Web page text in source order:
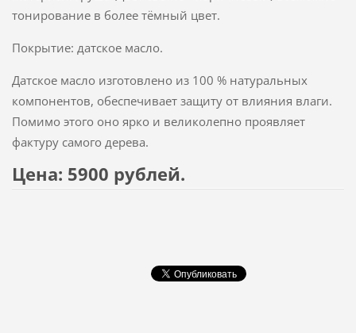
тонирование в более тёмный цвет.
Покрытие: датское масло.
Датское масло изготовлено из 100 % натуральных
компонентов, обеспечивает защиту от влияния влаги.
Помимо этого оно ярко и великолепно проявляет
фактуру самого дерева.
Цена: 5900 рублей.